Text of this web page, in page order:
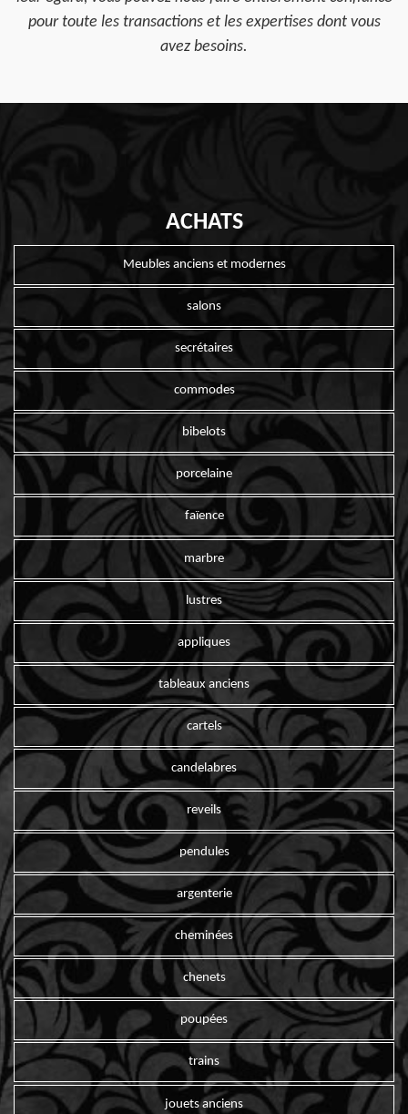
pour toute les transactions et les expertises dont vous
avez besoins.
ACHATS
Meubles anciens et modernes
salons
secrétaires
commodes
bibelots
porcelaine
faïence
marbre
lustres
appliques
tableaux anciens
cartels
candelabres
reveils
pendules
argenterie
cheminées
chenets
poupées
trains
jouets anciens